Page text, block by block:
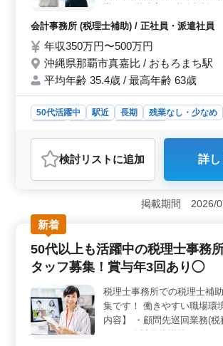
れます。週休2日制で土日祝休み、休憩時
きます。平均年齢43歳のアットホームな職
率も5:5です。ワークライフバランスが充
スクマネージメント業務 ・
びガソリン代別途支給) 会計
迎！ベテランスタッフ活躍中
会計事務所 (税理士補助) / 正社員・派遣社員
年収350万円〜500万円
沖縄県那覇市真嘉比 / おもろまち駅
平均年齢 35.4歳 / 最高年齢 63歳
50代活躍中 駅近 長期 残業なし・少なめ
おすすめポイント
＜マイカー通勤での自由な移動＞ マイカ
車両手当及びガソリン代は別途支給され
由度が高く、通勤ストレスを軽減できま
者歓迎の安定した職場＞ 税理士事務所経
記2級以上の資格保持者を歓迎しています
ッフが活躍する安定した環境で、スキルを
実感も得ながら働けるでしょう。 ＜充
と働きやすい環境＞ 全額支給の通勤手当
与、退職金制度など充実の福利厚生が整っ
業が少なく、月平均10時間程度の時間外
ライフバランスを保ちながら働くことがで
検討リスト に追加 詳し
掲載期間 2026/
新着
50代以上も活躍中の税理士事務
タッフ募集！賞与年3回あり◯
税理士事務所での税理士補
集です！ 働きやすい職場環
内容】 ・顧問先巡回業務(税